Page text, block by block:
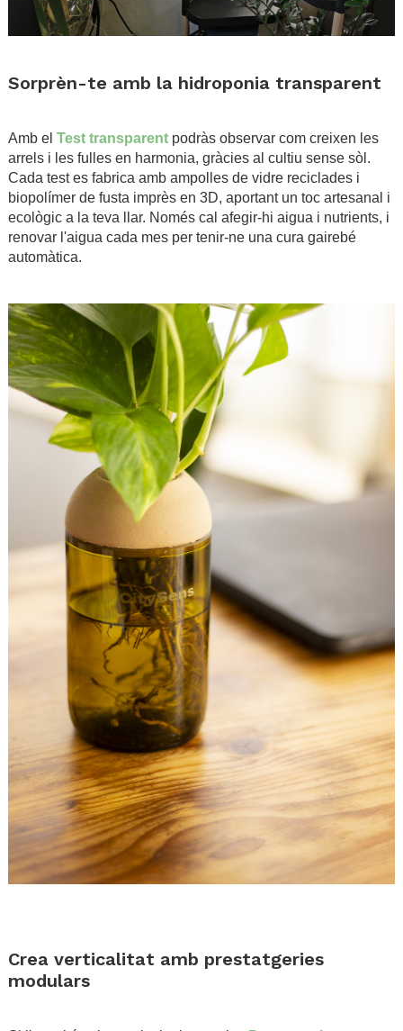
Sorprèn-te amb la hidroponia transparent
Amb el Test transparent podràs observar com creixen les
arrels i les fulles en harmonia, gràcies al cultiu sense sòl.
Cada test es fabrica amb ampolles de vidre reciclades i
biopolímer de fusta imprès en 3D, aportant un toc artesanal i
ecològic a la teva llar. Només cal afegir-hi aigua i nutrients, i
renovar l'aigua cada mes per tenir-ne una cura gairebé
automàtica.
Crea verticalitat amb prestatgeries
modulars